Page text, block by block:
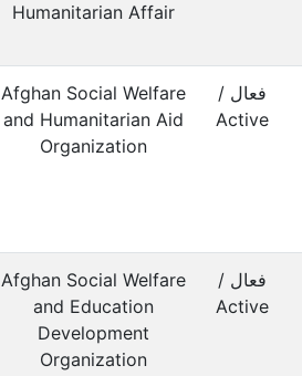
Humanitarian Affair
فعال /
Active
Afghan Social Welfare
and Humanitarian Aid
Organization
فعال /
Active
Afghan Social Welfare
and Education
Development
Organization